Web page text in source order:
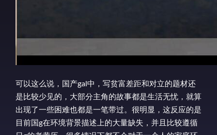
可以这么说，国产gal中，写贫富差距和对立的题材还
是比较少见的，大部分主角的故事都是生活无忧，就算
出现了一些困难也都是一笔带过。很明显，这反应的是
目前国g在环境背景描述上的大量缺失，并且比较遵循